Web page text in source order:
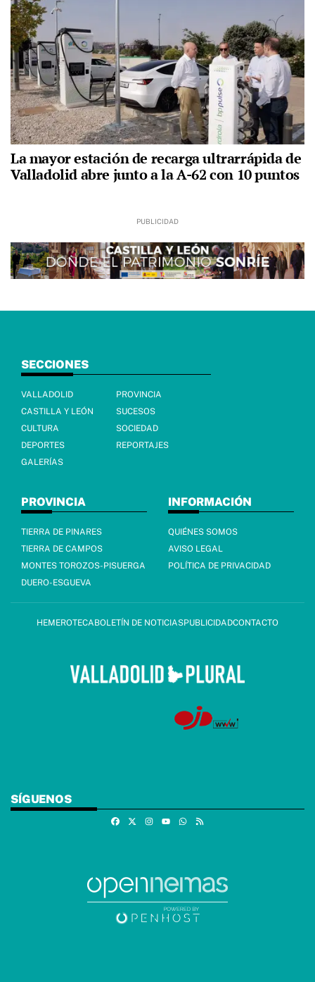
La mayor estación de recarga ultrarrápida de
Valladolid abre junto a la A-62 con 10 puntos
SECCIONES
VALLADOLID
PROVINCIA
CASTILLA Y LEÓN
SUCESOS
CULTURA
SOCIEDAD
DEPORTES
REPORTAJES
GALERÍAS
PROVINCIA
TIERRA DE PINARES
TIERRA DE CAMPOS
MONTES TOROZOS-PISUERGA
DUERO-ESGUEVA
INFORMACIÓN
QUIÉNES SOMOS
AVISO LEGAL
POLÍTICA DE PRIVACIDAD
HEMEROTECABOLETÍN DE NOTICIASPUBLICIDADCONTACTO
SÍGUENOS
FacebookInstagramWhatsapp